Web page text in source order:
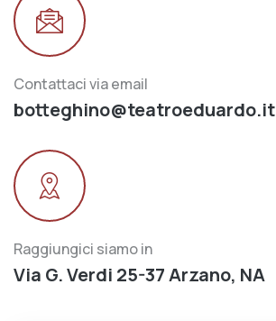
Contattaci via email
botteghino@teatroeduardo.it
Raggiungici siamo in
Via G. Verdi 25-37 Arzano, NA